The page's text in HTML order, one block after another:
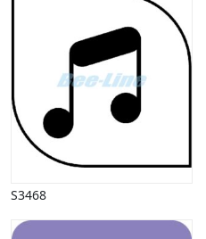
Marked, kræmmere
Mennesker
Nationalflag, verdenskort
Nytår
Påske
Penge, finans
Pinse
Politik, arbejdsmarked
S3468